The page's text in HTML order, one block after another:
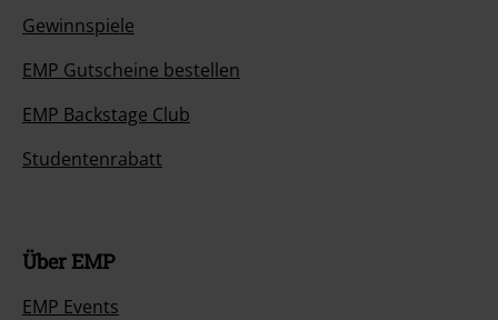
Gewinnspiele
EMP Gutscheine bestellen
EMP Backstage Club
Studentenrabatt
Über EMP
EMP Events